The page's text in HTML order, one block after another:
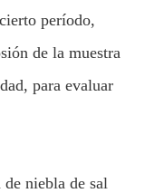
período,
de la muestra
para evaluar
niebla de sal